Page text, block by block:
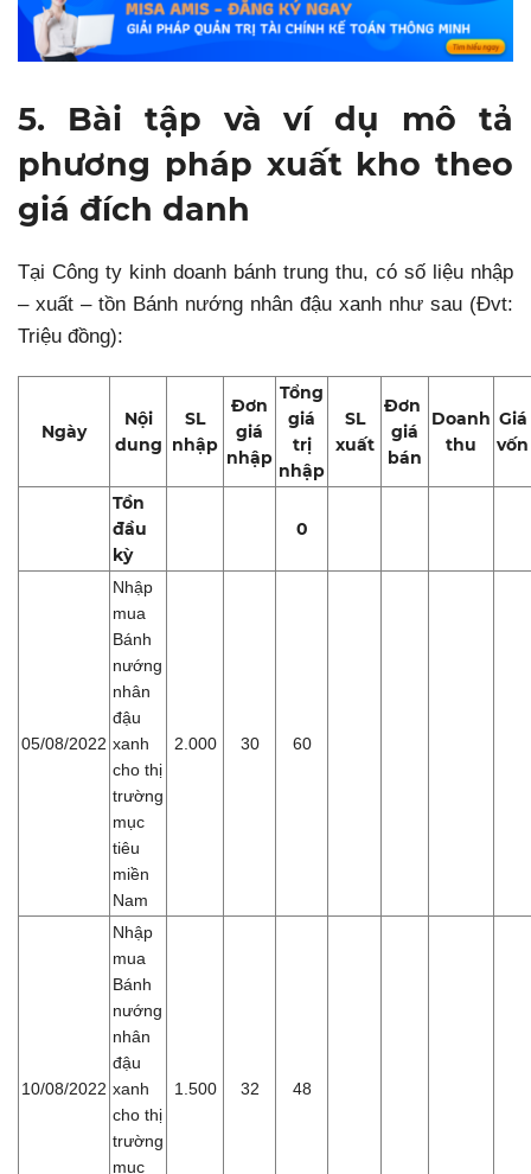
5. Bài tập và ví dụ mô tả
phương pháp xuất kho theo
giá đích danh
Tại Công ty kinh doanh bánh trung thu, có số liệu nhập
– xuất – tồn Bánh nướng nhân đậu xanh như sau (Đvt:
Triệu đồng):
Ngày
Nội
dung
SL
nhập
Đơn
giá
nhập
Tổng
giá
trị
nhập
SL
xuất
Đơn
giá
bán
Doanh
thu
Giá
vốn
Tồn
đầu
kỳ
0
05/08/2022
Nhập
mua
Bánh
nướng
nhân
đậu
xanh
cho thị
trường
mục
tiêu
miền
Nam
2.000 30 60
10/08/2022
Nhập
mua
Bánh
nướng
nhân
đậu
xanh
cho thị
trường
mục
1.500 32 48